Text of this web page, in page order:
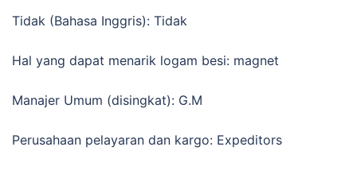
Tidak (Bahasa Inggris): Tidak
Hal yang dapat menarik logam besi: magnet
Manajer Umum (disingkat): G.M
Perusahaan pelayaran dan kargo: Expeditors